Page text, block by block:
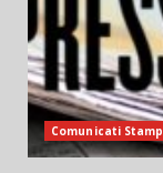
Comunicati